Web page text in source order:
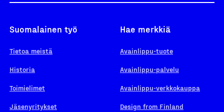
Suomalainen työ
Tietoa meistä
Historia
Toimielimet
Jäsenyritykset
Hae merkkiä
Avainlippu-tuote
Avainlippu-palvelu
Avainlippu-verkkokauppa
Design from Finland